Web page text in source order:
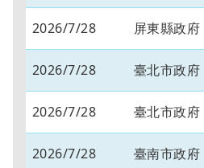
2026/7/28 屏東縣政府
2026/7/28 臺北市政府
2026/7/28 臺北市政府
2026/7/28 臺南市政府